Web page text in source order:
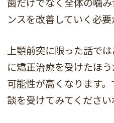
ンスを改善していく必要
上顎前突に限った話で
に矯正治療を受けたほ
可能性が高くなります
談を受けてみてください